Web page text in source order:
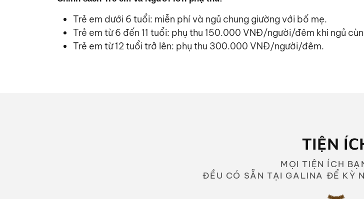
Trẻ em dưới 6 tuổi: miễn phí và ngủ chung giường với bố mẹ.
Trẻ em từ 6 đến 11 tuổi: phụ thu 150.000 VNĐ/người/đêm khi ngủ
Trẻ em từ 12 tuổi trở lên: phụ thu 300.000 VNĐ/người/đêm.
TIỆN
MỌI TIỆN ÍCH
ĐỀU CÓ SẴN TẠI GALINA ĐỂ KỲ